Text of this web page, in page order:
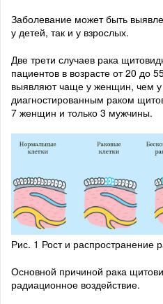
Заболевание может быть
у детей, так и у взрослых.
Две трети случаев рака
пациентов в возрасте от 20 до
выявляют чаще у женщин, чем
диагностированным раком
7 женщин и только 3 мужчины.
Рис. 1 Рост и распространение
Основной причиной рака
радиационное воздействие.